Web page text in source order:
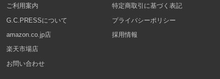
ご利用案内
G.C.PRESSについて
amazon.co.jp店
楽天市場店
お問い合わせ
特定商取引に基づく表記
プライバシーポリシー
採用情報